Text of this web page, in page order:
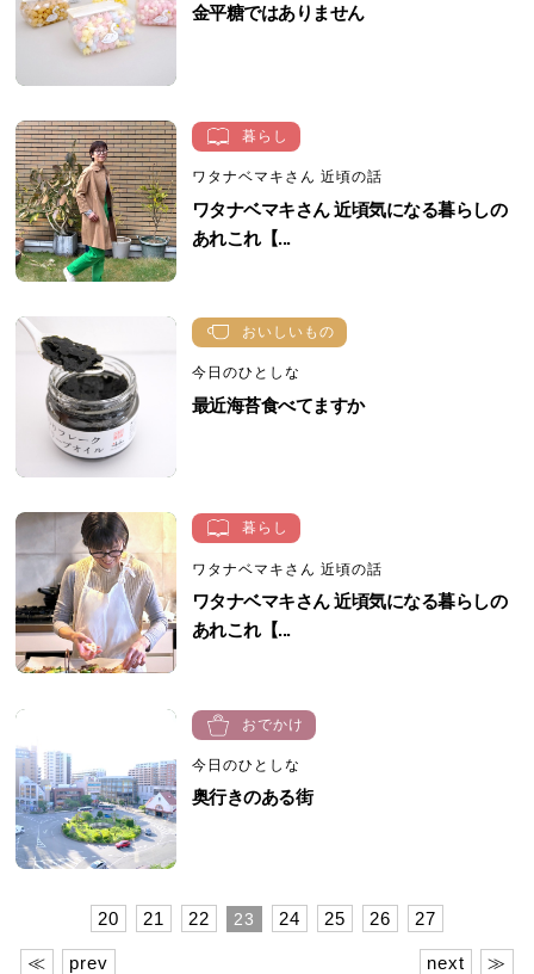
金平糖ではありません
暮らし
ワタナベマキさん 近頃の話
ワタナベマキさん 近頃気になる暮らしの
あれこれ【...
おいしいもの
今日のひとしな
最近海苔食べてますか
暮らし
ワタナベマキさん 近頃の話
ワタナベマキさん 近頃気になる暮らしの
あれこれ【...
おでかけ
今日のひとしな
奥行きのある街
≪ prev
20 21 22 23 24 25 26 27
next ≫